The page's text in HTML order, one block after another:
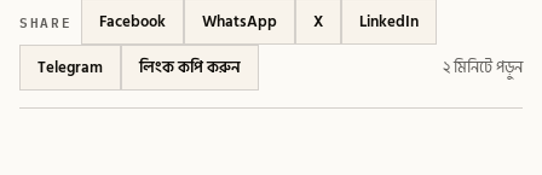
SHARE Facebook WhatsApp X
LinkedIn
Telegram
লিংক কপি করুন ২ মিনিটে পড়ুন